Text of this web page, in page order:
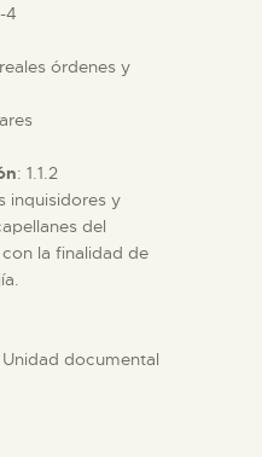
4
órdenes y
: 1.1.2
inquisidores y
del
la finalidad de
Unidad documental